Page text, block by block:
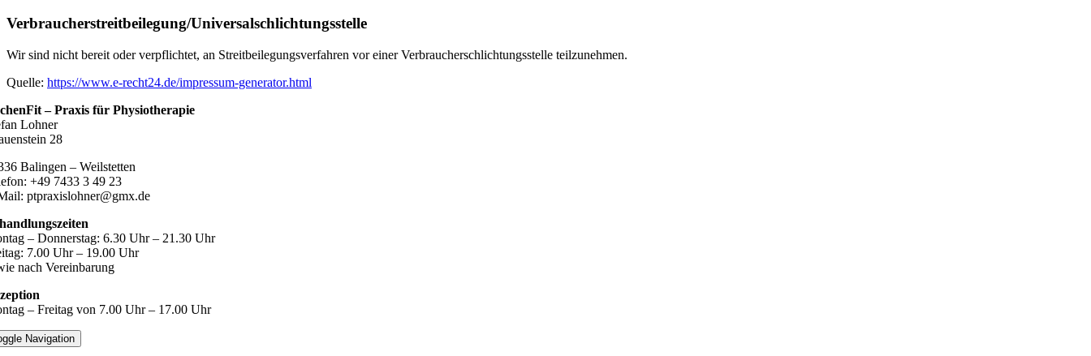
Verbraucher­streit­beilegung/Universal­schlichtungs­stelle
Wir sind nicht bereit oder verpflichtet, an Streitbeilegungsverfahren vor einer Verbraucherschlichtungsstelle teilzunehmen.
Quelle: https://www.e-recht24.de/impressum-generator.html
– Praxis für Physiotherapie
Lohner
28
Balingen – Weilstetten
+49 7433 3 49 23
ptpraxislohner@gmx.de
– Donnerstag: 6.30 Uhr – 21.30 Uhr
7.00 Uhr – 19.00 Uhr
nach Vereinbarung
– Freitag von 7.00 Uhr – 17.00 Uhr
Navigation